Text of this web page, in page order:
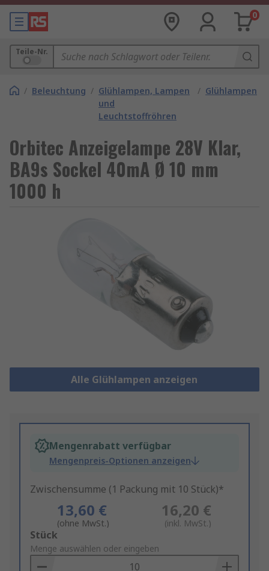
0
Teile-Nr.
/ Beleuchtung / Glühlampen, Lampen
und
Leuchtstoffröhren
/ Glühlampen
Orbitec Anzeigelampe 28V Klar,
BA9s Sockel 40mA Ø 10 mm
1000 h
Alle Glühlampen anzeigen
Mengenrabatt verfügbar
Mengenpreis-Optionen anzeigen
Zwischensumme (1 Packung mit 10 Stück)*
13,60 €
(ohne MwSt.)
16,20 €
(inkl. MwSt.)
Add
to
Basket
Stück
Menge auswählen oder eingeben